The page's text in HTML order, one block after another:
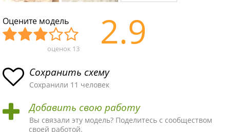
Оцените модель
асн
ая
ма
пло
хая
ма
ыч
ная
ма
Хор
ая
ма
Отл
ая
ма!
оценок 13 2.9
Сохранить схему
Сохранили 11 человек
Добавить свою работу
Вы связали эту модель? Поделитесь с сообществом
своей работой.